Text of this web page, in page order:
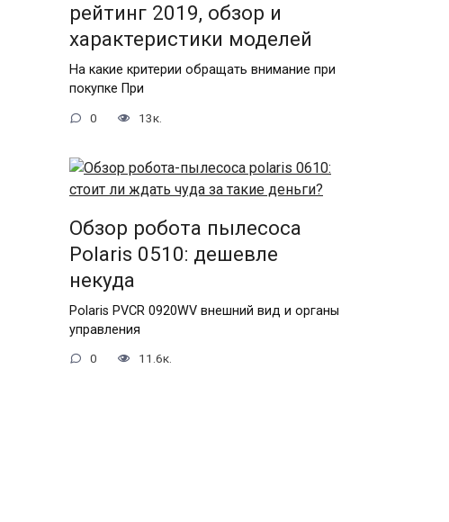
рейтинг 2019, обзор и
характеристики моделей
На какие критерии обращать внимание при
покупке При
0 13к.
Обзор робота пылесоса
Polaris 0510: дешевле
некуда
Polaris PVCR 0920WV внешний вид и органы
управления
0 11.6к.